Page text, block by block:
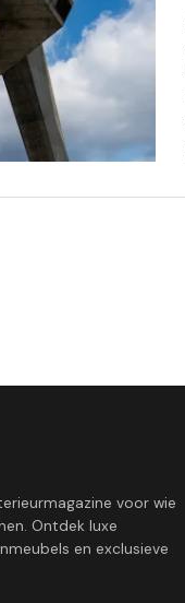
voor wie
Ontdek luxe
en exclusieve